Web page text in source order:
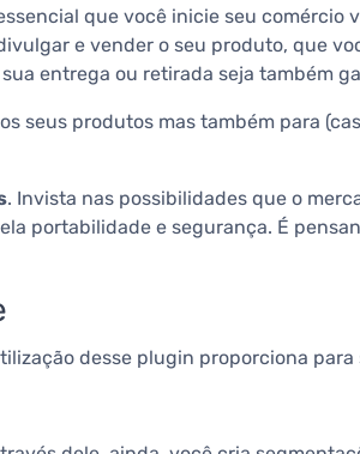
que você inicie seu comércio
e vender o seu produto, que
entrega ou retirada seja também
seus produtos mas também para
. Invista nas possibilidades que o
portabilidade e segurança. É
desse plugin proporciona